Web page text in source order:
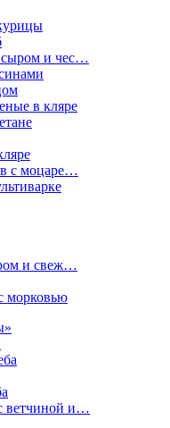
и чес…
в кляре
с моцаре…
и свеж…
морковью
ветчиной и…